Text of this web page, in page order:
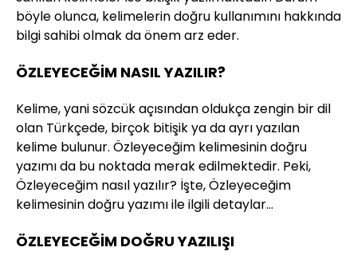
böyle olunca, kelimelerin doğru kullanımını hakkında
bilgi sahibi olmak da önem arz eder.
ÖZLEYECEĞİM NASIL YAZILIR?
Kelime, yani sözcük açısından oldukça zengin bir dil
olan Türkçede, birçok bitişik ya da ayrı yazılan
kelime bulunur. Özleyeceğim kelimesinin doğru
yazımı da bu noktada merak edilmektedir. Peki,
Özleyeceğim nasıl yazılır? İşte, Özleyeceğim
kelimesinin doğru yazımı ile ilgili detaylar…
ÖZLEYECEĞİM DOĞRU YAZILIŞI